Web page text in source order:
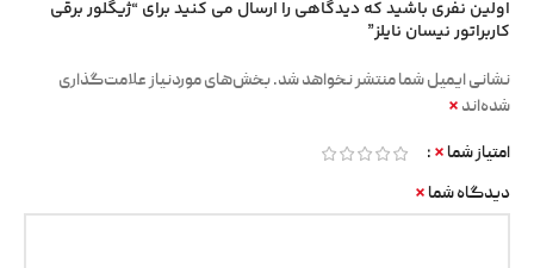
اولین نفری باشید که دیدگاهی را ارسال می کنید برای “ژیگلور برقی
کاربراتور نیسان نایلز”
نشانی ایمیل شما منتشر نخواهد شد.بخش‌های موردنیاز علامت‌گذاری
شده‌اند *
امتیاز شما *
دیدگاه شما *